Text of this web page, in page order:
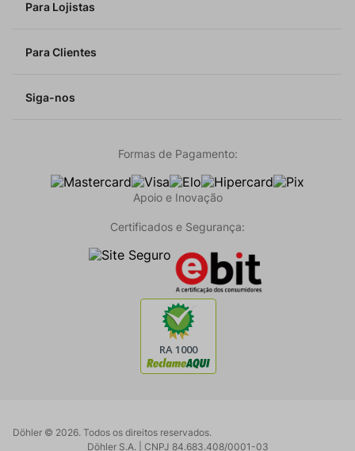
Para Lojistas
Para Clientes
Siga-nos
Formas de Pagamento:
Apoio e Inovação
Certificados e Segurança:
Döhler © 2026. Todos os direitos reservados.
Döhler S.A. | CNPJ 84.683.408/0001-03